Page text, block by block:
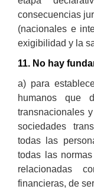
consecuencias
(nacionales e
exigibilidad y la
11. No hay
a) para
humanos que
transnacionales
sociedades
todas las
todas las
relacionadas
financieras, de